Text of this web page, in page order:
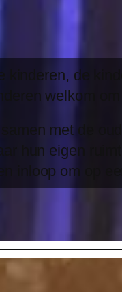
kinderen, de
welkom
samen met de
hun eigen
inloop om op